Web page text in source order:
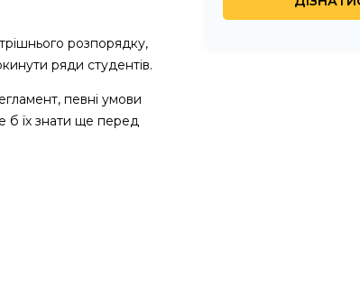
розпорядку,
ряди студентів.
певні умови
б їх знати ще перед